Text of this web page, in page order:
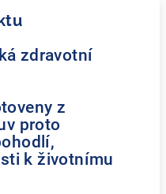
zdravotní
z
proto
k životnímu